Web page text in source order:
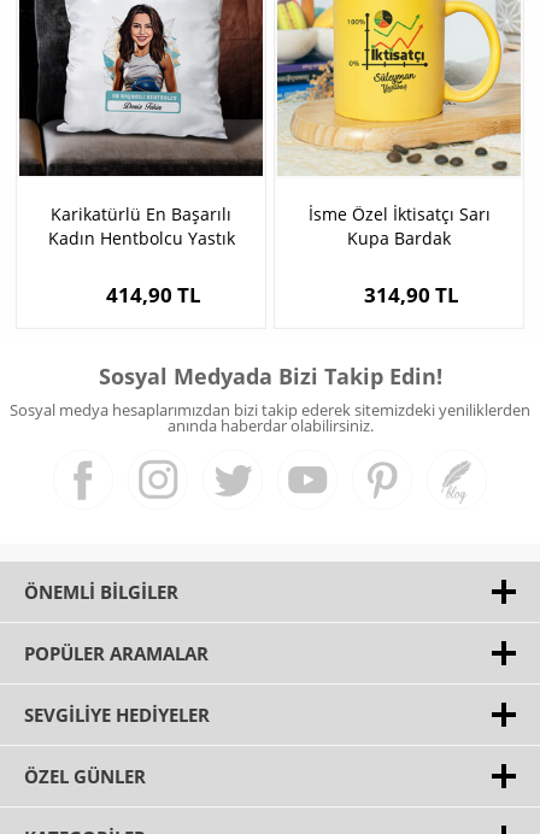
Karikatürlü En Başarılı
Kadın Hentbolcu Yastık
414,90 TL
İsme Özel İktisatçı Sarı
Kupa Bardak
314,90 TL
Sosyal Medyada Bizi Takip Edin!
Sosyal medya hesaplarımızdan bizi takip ederek sitemizdeki yeniliklerden
anında haberdar olabilirsiniz.
ÖNEMLI BILGILER
POPÜLER ARAMALAR
SEVGILIYE HEDIYELER
ÖZEL GÜNLER